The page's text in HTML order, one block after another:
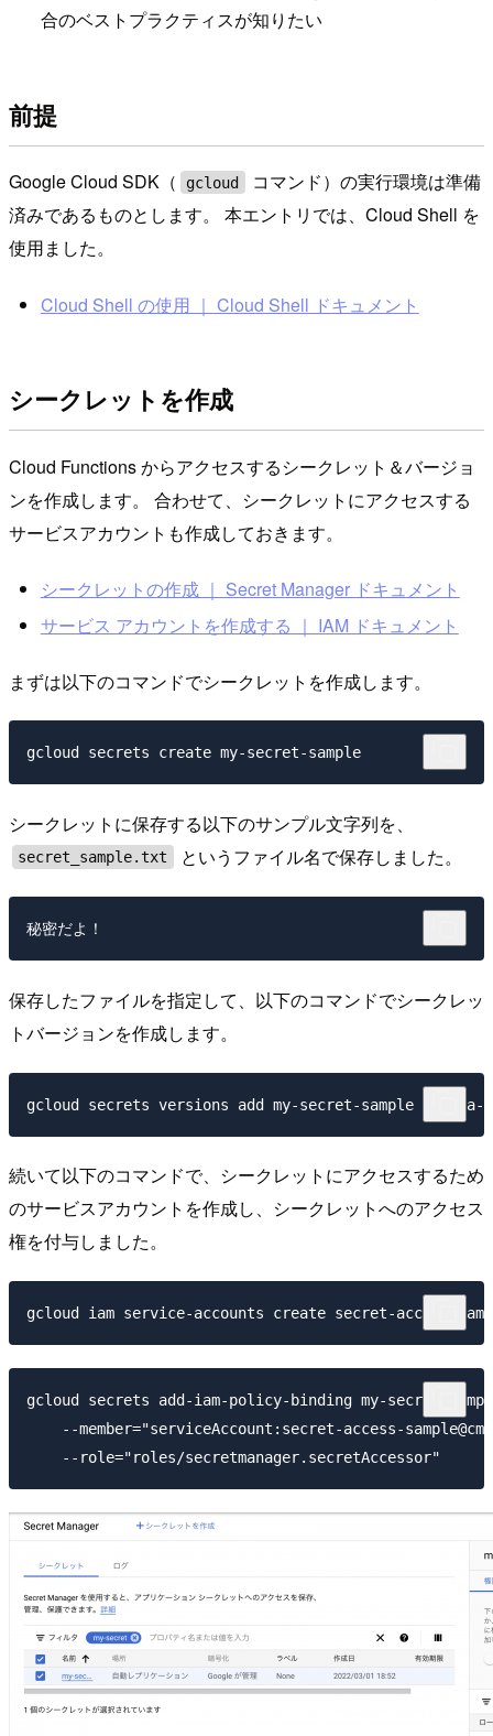
合のベストプラクティスが知りたい
前提
Google Cloud SDK（ gcloud
コマンド）の実行環境は準備
済みであるものとします。 本エントリでは、Cloud Shell を
使用ました。
Cloud Shell の使用 ｜ Cloud Shell ドキュメント
シークレットを作成
Cloud Functions からアクセスするシークレット＆バージョ
ンを作成します。 合わせて、シークレットにアクセスする
サービスアカウントも作成しておきます。
シークレットの作成 ｜ Secret Manager ドキュメント
サービス アカウントを作成する ｜ IAM ドキュメント
まずは以下のコマンドでシークレットを作成します。
シークレットに保存する以下のサンプル文字列を、
secret_sample.txt というファイル名で保存しました。
保存したファイルを指定して、以下のコマンドでシークレッ
トバージョンを作成します。
続いて以下のコマンドで、シークレットにアクセスするため
のサービスアカウントを作成し、シークレットへのアクセス
権を付与しました。
gcloud secrets add-iam-policy-binding my-secret-
--member="serviceAccount:secret-access-